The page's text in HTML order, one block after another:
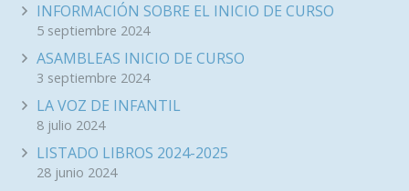
INFORMACIÓN SOBRE EL INICIO DE CURSO
5 septiembre 2024
ASAMBLEAS INICIO DE CURSO
3 septiembre 2024
LA VOZ DE INFANTIL
8 julio 2024
LISTADO LIBROS 2024-2025
28 junio 2024